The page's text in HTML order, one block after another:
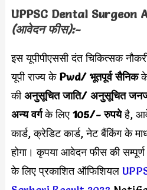
UPPSC Dental Surgeon
(आवेदन फीस):-
इस यूपीपीएससी दंत चिकित्सक
यूपी राज्य केPwd/ भूतपूर्व सैनिकके
कीअनुसूचित जाति/ अनुसूचित
अन्य वर्गके लिए105/- रुपयेहै,
कार्ड, क्रेडिट कार्ड, नेट बैंकिंग के
होगा। कृपया आवेदन फीस की सम्पूर्ण
के लिए प्रकाशित ऑफिशियल